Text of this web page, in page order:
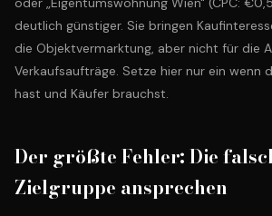
deutlich günstiger. Sie bringen
die Objektvermarktung, aber nicht für die
Verkaufsaufträge. Setze hier nur ein wenn
hast und Käufer brauchst.
Der größte Fehler: Die
Zielgruppe ansprechen